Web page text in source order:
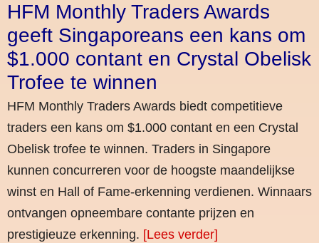
HFM Monthly Traders Awards
geeft Singaporeans een kans om
$1.000 contant en Crystal Obelisk
Trofee te winnen
HFM Monthly Traders Awards biedt competitieve
traders een kans om $1.000 contant en een Crystal
Obelisk trofee te winnen. Traders in Singapore
kunnen concurreren voor de hoogste maandelijkse
winst en Hall of Fame-erkenning verdienen. Winnaars
ontvangen opneembare contante prijzen en
prestigieuze erkenning. [Lees verder]